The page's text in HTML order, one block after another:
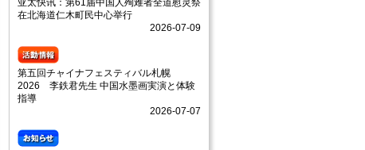
亚太快讯：第61届中国人殉难者全道慰灵祭
在北海道仁木町民中心举行
2026-07-09
第五回チャイナフェスティバル札幌
2026 李鉄君先生 中国水墨画実演と体験
指導
2026-07-07